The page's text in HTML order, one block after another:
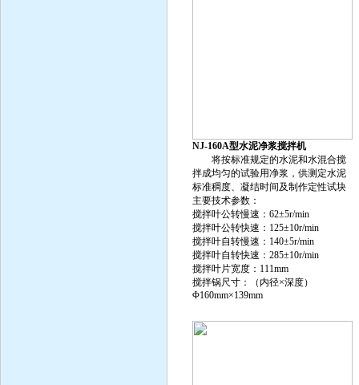
NJ-160A型水泥净浆搅拌机
将按标准规定的水泥和水混合搅
拌成均匀的试验用净浆，供测定水泥
标准稠度、凝结时间及制作定性试块
主要技术参数：
搅拌叶公转慢速：62±5r/min
搅拌叶公转快速：125±10r/min
搅拌叶自转慢速：140±5r/min
搅拌叶自转快速：285±10r/min
搅拌叶片宽度：111mm
搅拌锅尺寸：（内径×深度）
Φ160mm×139mm